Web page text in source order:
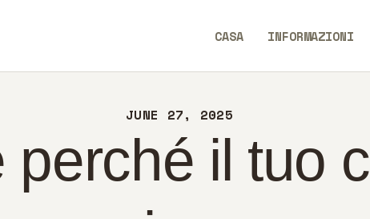
CASA INFORMAZIONI
JUNE 27, 2025
perché il tuo